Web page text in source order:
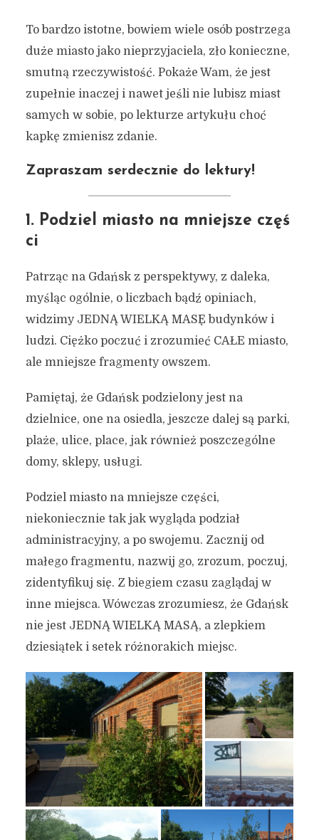
To bardzo istotne, bowiem wiele osób postrzega
duże miasto jako nieprzyjaciela, zło konieczne,
smutną rzeczywistość. Pokaże Wam, że jest
zupełnie inaczej i nawet jeśli nie lubisz miast
samych w sobie, po lekturze artykułu choć
kapkę zmienisz zdanie.
Zapraszam serdecznie do lektury!
1. Podziel miasto na mniejsze częś
ci
Patrząc na Gdańsk z perspektywy, z daleka,
myśląc ogólnie, o liczbach bądź opiniach,
widzimy JEDNĄ WIELKĄ MASĘ budynków i
ludzi. Ciężko poczuć i zrozumieć CAŁE miasto,
ale mniejsze fragmenty owszem.
Pamiętaj, że Gdańsk podzielony jest na
dzielnice, one na osiedla, jeszcze dalej są parki,
plaże, ulice, place, jak również poszczególne
domy, sklepy, usługi.
Podziel miasto na mniejsze części,
niekoniecznie tak jak wygląda podział
administracyjny, a po swojemu. Zacznij od
małego fragmentu, nazwij go, zrozum, poczuj,
zidentyfikuj się. Z biegiem czasu zaglądaj w
inne miejsca. Wówczas zrozumiesz, że Gdańsk
nie jest JEDNĄ WIELKĄ MASĄ, a zlepkiem
dziesiątek i setek różnorakich miejsc.